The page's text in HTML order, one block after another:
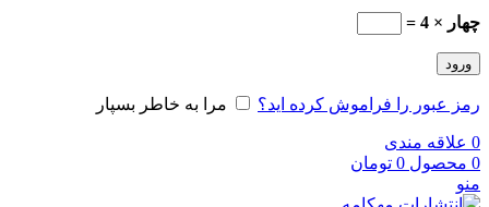
چهار × 4 =
ورود
رمز عبور را فراموش کرده اید؟ مرا به خاطر بسپار
0 علاقه مندی
0 محصول 0 تومان
منو